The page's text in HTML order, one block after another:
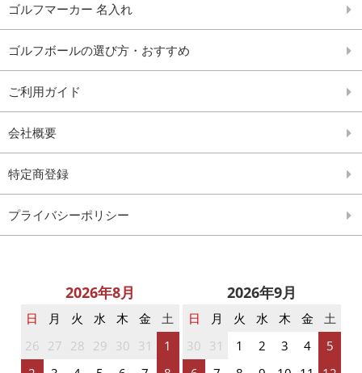
ゴルフマーカー 名入れ
ゴルフボールの選び方・おすすめ
ご利用ガイド
会社概要
特定商登録
プライバシーポリシー
2026年8月
日 月 火 水 木 金
土
26 27 28 29 30 31
1
2026年9月
日 月 火 水 木 金
土
30 31 1 2 3 4
5